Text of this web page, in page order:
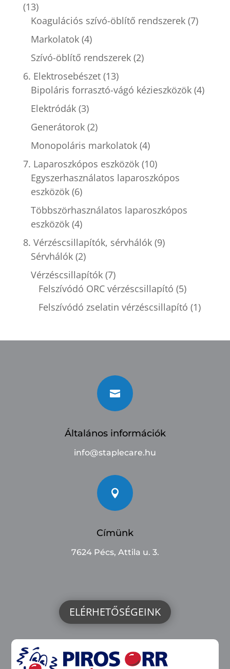
(13)
Koagulációs szívó-öblítő rendszerek (7)
Markolatok (4)
Szívó-öblítő rendszerek (2)
6. Elektrosebészet (13)
Bipoláris forrasztó-vágó kézieszközök (4)
Elektródák (3)
Generátorok (2)
Monopoláris markolatok (4)
7. Laparoszkópos eszközök (10)
Egyszerhasználatos laparoszkópos
eszközök (6)
Többszörhasználatos laparoszkópos
eszközök (4)
8. Vérzéscsillapítók, sérvhálók (9)
Sérvhálók (2)
Vérzéscsillapítók (7)
Felszívódó ORC vérzéscsillapító (5)
Felszívódó zselatin vérzéscsillapító (1)

Általános információk
info@staplecare.hu

Címünk
7624 Pécs, Attila u. 3.
ELÉRHETŐSÉGEINK